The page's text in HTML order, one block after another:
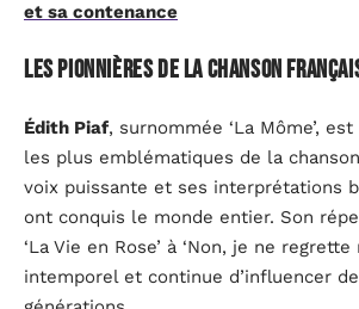
et sa contenance
Les pionnières de la chanson
Édith Piaf, surnommée ‘La Môme’,
les plus emblématiques de la
voix puissante et ses interprétations
ont conquis le monde entier. Son
‘La Vie en Rose’ à ‘Non, je ne regrette
intemporel et continue d’influencer